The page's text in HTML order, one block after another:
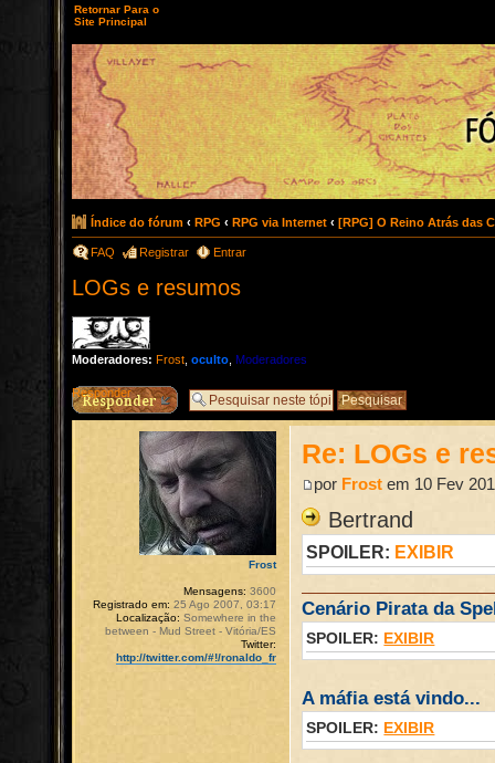
Retornar Para o
Site Principal
Índice do fórum ‹ RPG ‹ RPG via Internet ‹ [RPG] O Reino Atrás das
FAQ Registrar Entrar
LOGs e resumos
Moderadores: Frost oculto Moderadores
Responder
Re: LOGs e
por Frost em 10 Fev
Bertrand
SPOILER: EXIBIR
Cenário Pirata da
SPOILER: EXIBIR
A máfia está vindo...
SPOILER: EXIBIR
Frost
Mensagens: 3600
Registrado em: 25 Ago 2007, 03:17
Localização: Somewhere in the
between - Mud Street - Vitória/ES
Twitter:
http://twitter.com/#!/ronaldo_fr